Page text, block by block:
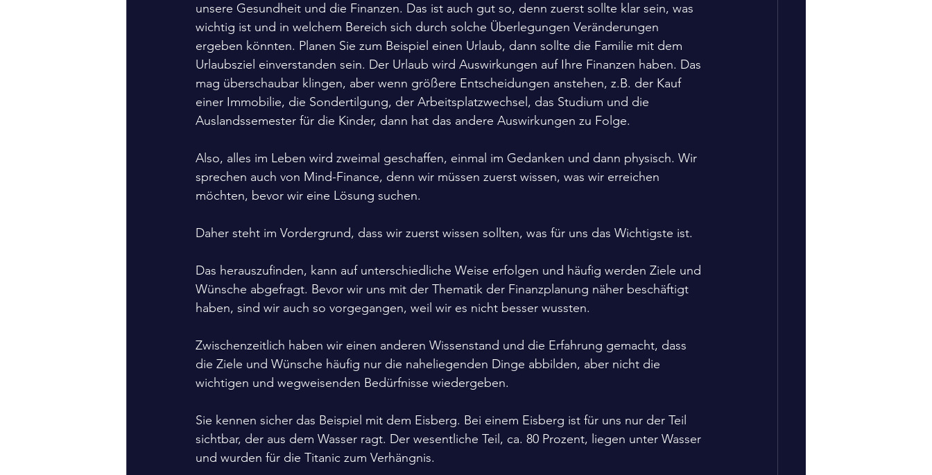
unsere Gesundheit und die Finanzen. Das ist auch gut so, denn zuerst sollte klar sein, was
wichtig ist und in welchem Bereich sich durch solche Überlegungen Veränderungen
ergeben könnten. Planen Sie zum Beispiel einen Urlaub, dann sollte die Familie mit dem
Urlaubsziel einverstanden sein. Der Urlaub wird Auswirkungen auf Ihre Finanzen haben. Das
mag überschaubar klingen, aber wenn größere Entscheidungen anstehen, z.B. der Kauf
einer Immobilie, die Sondertilgung, der Arbeitsplatzwechsel, das Studium und die
Auslandssemester für die Kinder, dann hat das andere Auswirkungen zu Folge.
Also, alles im Leben wird zweimal geschaffen, einmal im Gedanken und dann physisch. Wir
sprechen auch von Mind-Finance, denn wir müssen zuerst wissen, was wir erreichen
möchten, bevor wir eine Lösung suchen.
Daher steht im Vordergrund, dass wir zuerst wissen sollten, was für uns das Wichtigste ist.
Das herauszufinden, kann auf unterschiedliche Weise erfolgen und häufig werden Ziele und
Wünsche abgefragt. Bevor wir uns mit der Thematik der Finanzplanung näher beschäftigt
haben, sind wir auch so vorgegangen, weil wir es nicht besser wussten.
Zwischenzeitlich haben wir einen anderen Wissenstand und die Erfahrung gemacht, dass
die Ziele und Wünsche häufig nur die naheliegenden Dinge abbilden, aber nicht die
wichtigen und wegweisenden Bedürfnisse wiedergeben.
Sie kennen sicher das Beispiel mit dem Eisberg. Bei einem Eisberg ist für uns nur der Teil
sichtbar, der aus dem Wasser ragt. Der wesentliche Teil, ca. 80 Prozent, liegen unter Wasser
und wurden für die Titanic zum Verhängnis.